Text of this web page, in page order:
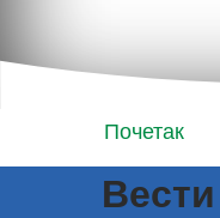
Почетак